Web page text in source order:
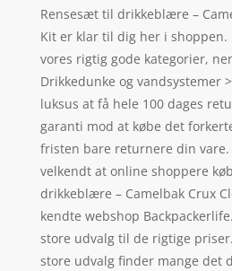
Rensesæt til drikkeblære –
Kit er klar til dig her i
vores rigtig gode kategorier,
Drikkedunke og vandsystemer
luksus at få hele 100 dages
garanti mod at købe det
fristen bare returnere din
velkendt at online shoppere
drikkeblære – Camelbak Crux
kendte webshop
store udvalg til de rigtige
store udvalg finder mange det